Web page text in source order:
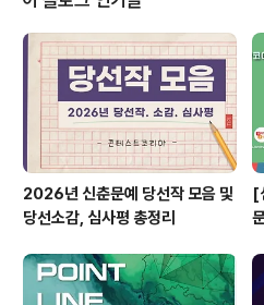
명 내외 별도 선발 * 대한민국 임시정부 관련
학 이상 ◎ 활동내용 - 중국 지역에 산재한 대
정부 관련 사적지 방문 - 관련 지식 공유 및
위한 조별 활동 ◎ 접수방법 - 이메일을 통한
2026년 신춘문예 당선작 모음 및
당선소감, 심사평 총정리
[